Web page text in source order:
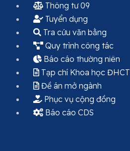
Thông tư 09
Tuyển dụng
Tra cứu văn bằng
Quy trình công tác
Báo cáo thường niên
Tạp chí Khoa học ĐHCT
Đề án mở ngành
Phục vụ cộng đồng
Báo cáo CDS